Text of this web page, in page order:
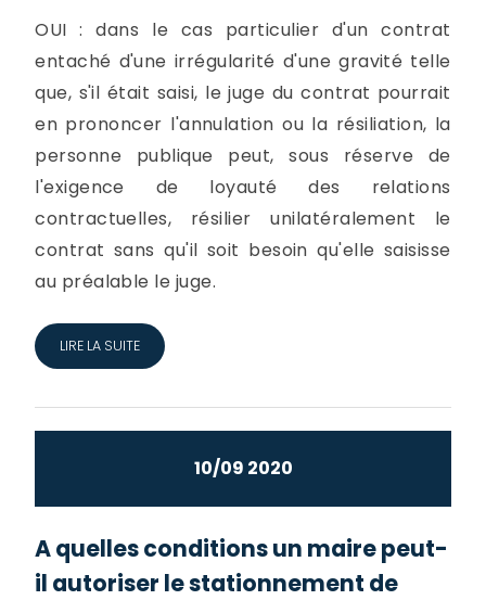
OUI : dans le cas particulier d'un contrat
entaché d'une irrégularité d'une gravité telle
que, s'il était saisi, le juge du contrat pourrait
en prononcer l'annulation ou la résiliation, la
personne publique peut, sous réserve de
l'exigence de loyauté des relations
contractuelles, résilier unilatéralement le
contrat sans qu'il soit besoin qu'elle saisisse
au préalable le juge.
LIRE LA SUITE
10/09 2020
A quelles conditions un maire peut-
il autoriser le stationnement de